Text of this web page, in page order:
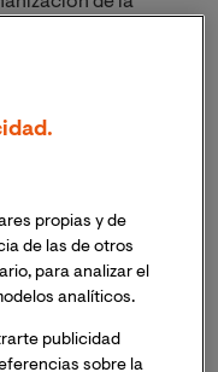
la UCI. Cómo la
puede ayudar
acceder a la
de Valencia
HU-CI
, tiene
de la
el presente
propias y de
de las de otros
para analizar el
analíticos.
publicidad
sobre la